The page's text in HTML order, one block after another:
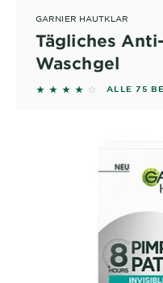
GARNIER HAUTKLAR
Tägliches
Waschgel
4 out of 5 stars
ALLE 75